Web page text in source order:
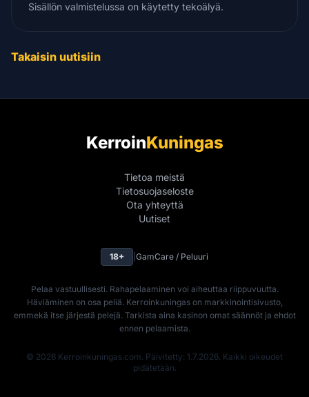
Sisällön valmistelussa on käytetty tekoälyä.
Takaisin uutisiin
KerroinKuningas
Tietoa meistä
Tietosuojaseloste
Ota yhteyttä
Uutiset
18+ GamCare / Peluuri
Pelaa vastuullisesti. Rahapelaaminen voi aiheuttaa riippuvuutta.
Häviäminen on osa peliä. Kerroinkuningas on markkinointisivusto,
emmekä itse järjestä pelejä. Tarkista aina kasinon omat säännöt ja ehdot
ennen pelaamista.
© 2026 Kerroinkuningas.com. Päivitetty: 1.7.2026. Kaikki oikeudet
pidätetään.